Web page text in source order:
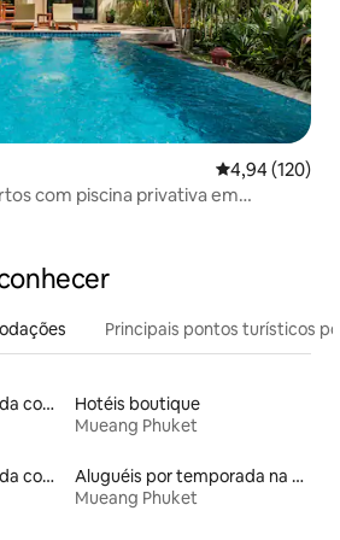
4,94 de uma
4,94 (120)
com piscina privativa em
Principais pontos turísticos
Aluguéis por temporada com sauna
Hotéis boutique
Mueang Phuket
Aluguéis por temporada com suítes privativas
Aluguéis por temporada na orla
Mueang Phuket